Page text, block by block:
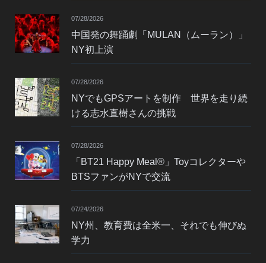
07/28/2026
中国発の舞踊劇「MULAN（ムーラン）」
NY初上演
07/28/2026
NYでもGPSアートを制作 世界を走り続
ける志水直樹さんの挑戦
07/28/2026
「BT21 Happy Meal®」Toyコレクターや
BTSファンがNYで交流
07/24/2026
NY州、教育費は全米一、それでも伸びぬ
学力